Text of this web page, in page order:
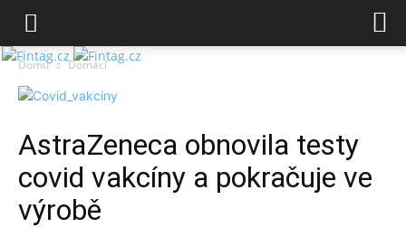
Domů Domácí
AstraZeneca obnovila testy
covid vakcíny a pokračuje ve
výrobě